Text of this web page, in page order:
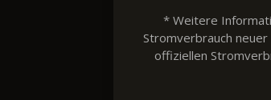
* Weitere
Stromverbrauch
offiziellen